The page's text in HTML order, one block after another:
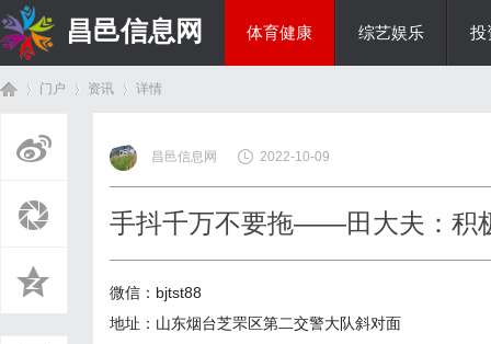
昌邑信息网 体育健康 综艺娱乐 投
门户 资讯
›
详情
昌邑信息网 2022-10-09
手抖千万不要拖——田大夫：积
微信：bjtst88
地址：山东烟台芝罘区第二交警大队斜对面